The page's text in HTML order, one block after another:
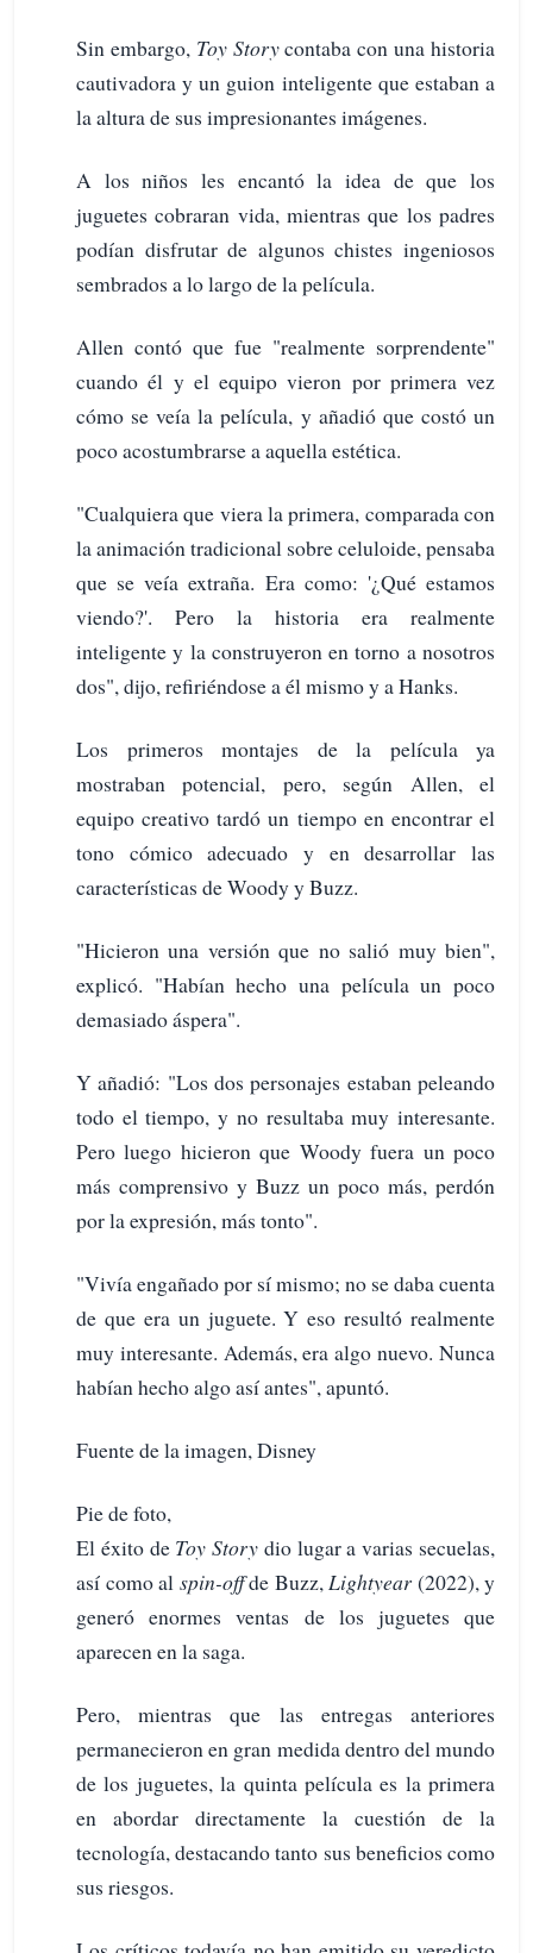
Sin embargo, Toy Storycontaba con una historia
cautivadora y un guion inteligente que estaban a
la altura de sus impresionantes imágenes.
A los niños les encantó la idea de que los
juguetes cobraran vida, mientras que los padres
podían disfrutar de algunos chistes ingeniosos
sembrados a lo largo de la película.
Allen contó que fue "realmente sorprendente"
cuando él y el equipo vieron por primera vez
cómo se veía la película, y añadió que costó un
poco acostumbrarse a aquella estética.
"Cualquiera que viera la primera, comparada con
la animación tradicional sobre celuloide, pensaba
que se veía extraña. Era como: '¿Qué estamos
viendo?'. Pero la historia era realmente
inteligente y la construyeron en torno a nosotros
dos", dijo, refiriéndose a él mismo y a Hanks.
Los primeros montajes de la película ya
mostraban potencial, pero, según Allen, el
equipo creativo tardó un tiempo en encontrar el
tono cómico adecuado y en desarrollar las
características de Woody y Buzz.
"Hicieron una versión que no salió muy bien",
explicó. "Habían hecho una película un poco
demasiado áspera".
Y añadió: "Los dos personajes estaban peleando
todo el tiempo, y no resultaba muy interesante.
Pero luego hicieron que Woody fuera un poco
más comprensivo y Buzz un poco más, perdón
por la expresión, más tonto".
"Vivía engañado por sí mismo; no se daba cuenta
de que era un juguete. Y eso resultó realmente
muy interesante. Además, era algo nuevo. Nunca
habían hecho algo así antes", apuntó.
Fuente de la imagen, Disney
Pie de foto,
El éxito de Toy Story dio lugar a varias secuelas,
así como al spin-offde Buzz,Lightyear (2022), y
generó enormes ventas de los juguetes que
aparecen en la saga.
Pero, mientras que las entregas anteriores
permanecieron en gran medida dentro del mundo
de los juguetes, la quinta película es la primera
en abordar directamente la cuestión de la
tecnología, destacando tanto sus beneficios como
sus riesgos.